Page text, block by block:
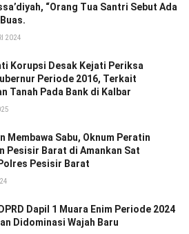
“Orang Tua Santri Sebut Ada
2024
Korupsi Desak Kejati Periksa
Periode 2016, Terkait
Tanah Pada Bank di Kalbar
Membawa Sabu, Oknum Peratin
Pesisir Barat di Amankan Sat
Pesisir Barat
Dapil 1 Muara Enim Periode 2024
Didominasi Wajah Baru